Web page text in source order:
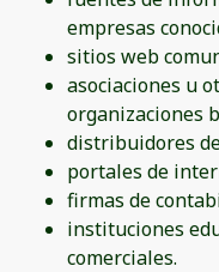
empresas
sitios web
asociaciones u
organizaciones
distribuidores
portales de
firmas de
instituciones
comerciales.